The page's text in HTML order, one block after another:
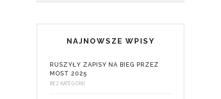
NAJNOWSZE WPISY
RUSZYŁY ZAPISY NA BIEG PRZEZ
MOST 2025
BEZ KATEGORII